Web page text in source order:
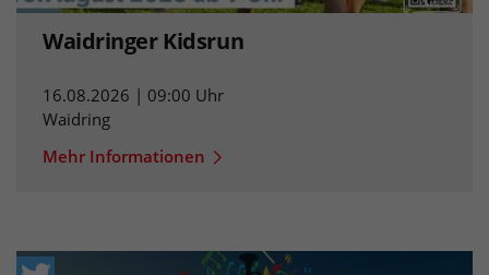
Waidringer Kidsrun
16.08.2026 | 09:00 Uhr
Waidring
Mehr Informationen